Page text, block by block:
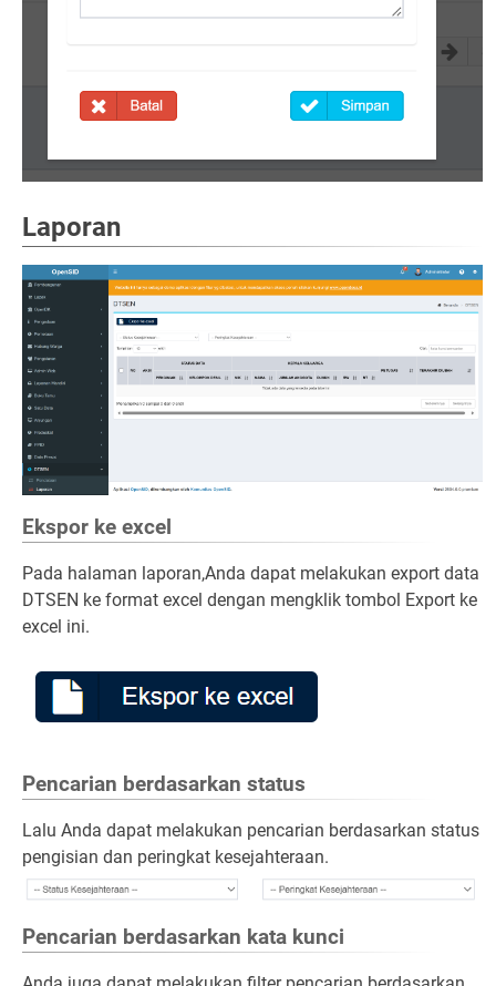
Laporan
Ekspor ke excel
Pada halaman laporan,Anda dapat melakukan export data
DTSEN ke format excel dengan mengklik tombol Export ke
excel ini.
Pencarian berdasarkan status
Lalu Anda dapat melakukan pencarian berdasarkan status
pengisian dan peringkat kesejahteraan.
Pencarian berdasarkan kata kunci